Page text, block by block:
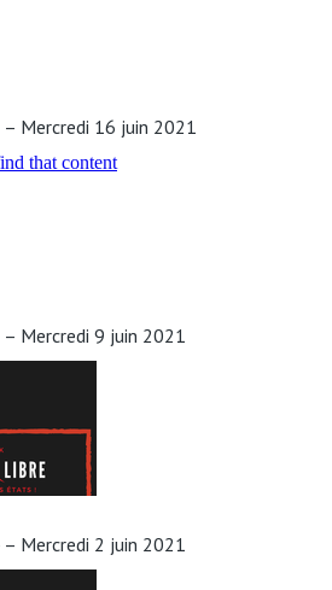
– Mercredi 16 juin 2021
Mercredi 9 juin 2021
Mercredi 2 juin 2021